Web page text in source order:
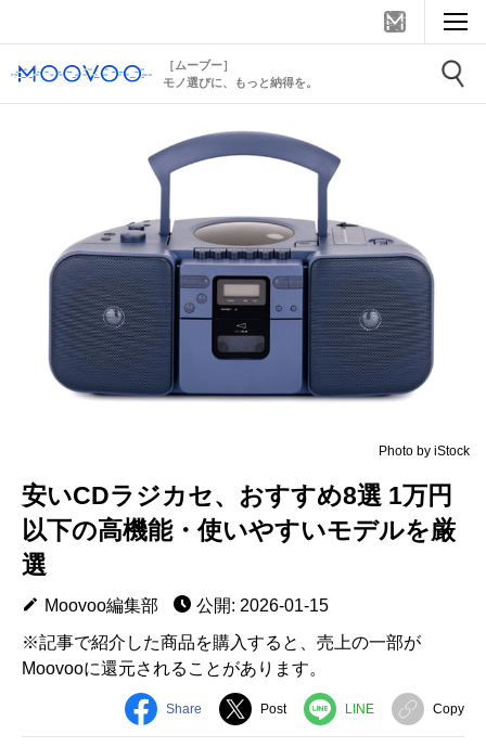
［ムーブー］
モノ選びに、もっと納得を。
Photo by iStock
安いCDラジカセ、おすすめ8選 1万円
以下の高機能・使いやすいモデルを厳
選
Moovoo編集部
公開: 2026-01-15
※記事で紹介した商品を購入すると、売上の一部が
Moovooに還元されることがあります。
Share Post LINE Copy